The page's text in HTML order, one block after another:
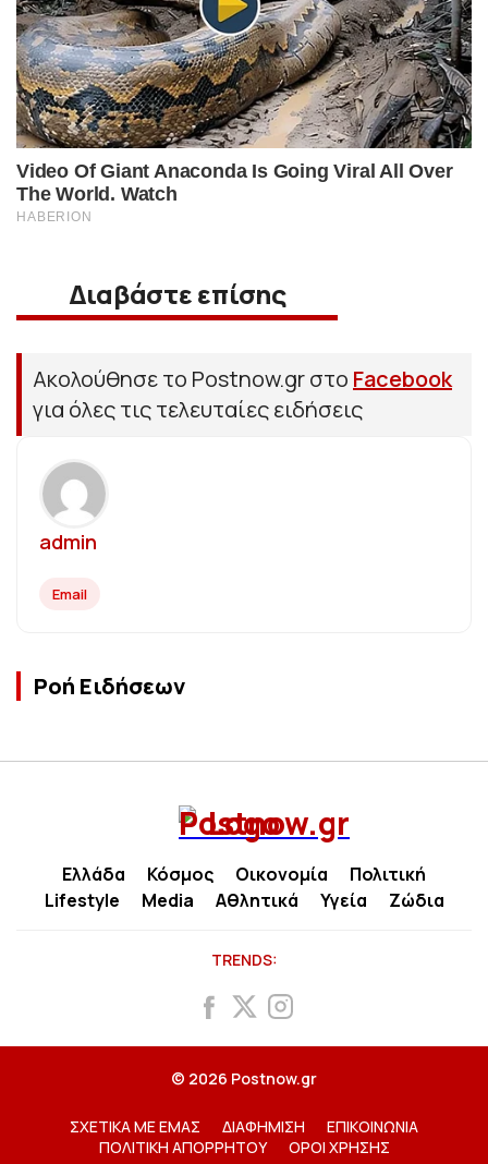
Διαβάστε επίσης
Ακολούθησε το Postnow.gr στο Facebook
για όλες τις τελευταίες ειδήσεις
admin
Email
Ροή Ειδήσεων
Ελλάδα Κόσμος Οικονομία
Πολιτική
Lifestyle
Media Αθλητικά Υγεία Ζώδια
TRENDS:
© 2026 Postnow.gr
ΣΧΕΤΙΚΑ ΜΕ ΕΜΑΣ ΔΙΑΦΗΜΙΣΗ
ΕΠΙΚΟΙΝΩΝΙΑ
ΠΟΛΙΤΙΚΗ ΑΠΟΡΡΗΤΟΥ
ΟΡΟΙ ΧΡΗΣΗΣ